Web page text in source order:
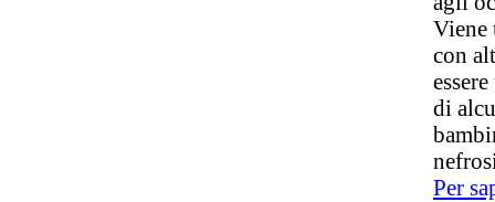
Viene
con
di
Per